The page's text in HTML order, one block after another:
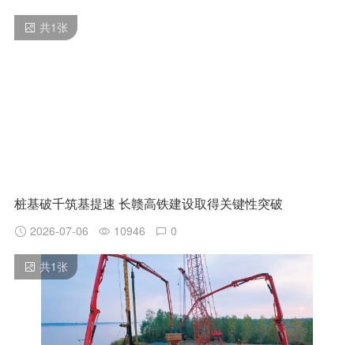
共1 张
桩基破千筑基提速 长赣高铁建设取得关键性突破
2026-07-06 10946 0
共1张